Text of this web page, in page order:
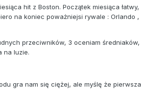
hit z Boston. Początek miesiąca łatwy,
na koniec poważniejsi rywale : Orlando ,
przeciwników, 3 oceniam średniaków,
na luzie.
gra nam się ciężej, ale myślę że pierwsza